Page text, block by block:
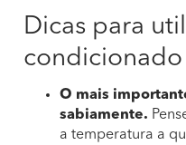
Dicas para
O mais
sabiamente.
a temperatura a